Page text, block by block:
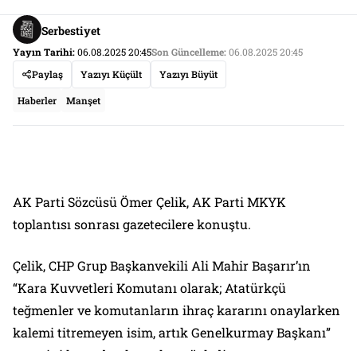
Serbestiyet
Yayın Tarihi:06.08.2025 20:45Son Güncelleme:06.08.2025 20:45
Paylaş
Yazıyı Küçült Yazıyı Büyüt
Haberler Manşet
AK Parti Sözcüsü Ömer Çelik, AK Parti MKYK
toplantısı sonrası gazetecilere konuştu.
Çelik, CHP Grup Başkanvekili Ali Mahir Başarır’ın
“Kara Kuvvetleri Komutanı olarak; Atatürkçü
teğmenler ve komutanların ihraç kararını onaylarken
kalemi titremeyen isim, artık Genelkurmay Başkanı”